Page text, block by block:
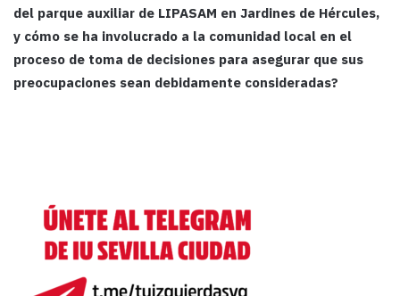
del parque auxiliar de LIPASAM en Jardines de Hércules,
y cómo se ha involucrado a la comunidad local en el
proceso de toma de decisiones para asegurar que sus
preocupaciones sean debidamente consideradas?